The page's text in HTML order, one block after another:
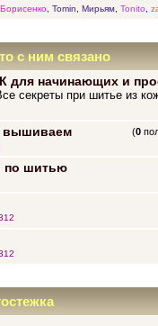
, Tomin Мирьям, Tonito
с ним связано
для начинающих и
секреты при шитье из
вышиваем (0
по шитью